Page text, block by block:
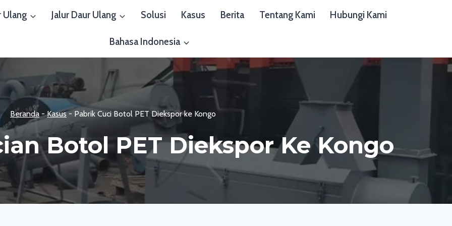
Ulang Jalur Daur Ulang Solusi Kasus Berita Tentang Kami Hubungi Kami
Bahasa Indonesia
Beranda-Kasus- Pabrik Cuci Botol PET Diekspor ke Kongo
Botol PET Diekspor Ke Kongo